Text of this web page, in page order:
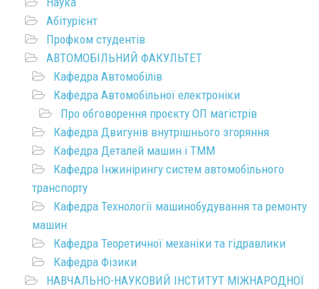
Абітурієнт
Профком студентів
АВТОМОБІЛЬНИЙ ФАКУЛЬТЕТ
Кафедра Автомобілів
Кафедра Автомобільної електроніки
Про обговорення проєкту ОП магістрів
Кафедра Двигунів внутрішнього згоряння
Кафедра Деталей машин і ТММ
Кафедра Інжинірингу систем автомобільного
транспорту
Кафедра Технології машинобудування та ремонту
машин
Кафедра Теоретичної механіки та гідравлики
Кафедра Фізики
НАВЧАЛЬНО-НАУКОВИЙ ІНСТИТУТ МІЖНАРОДНОЇ